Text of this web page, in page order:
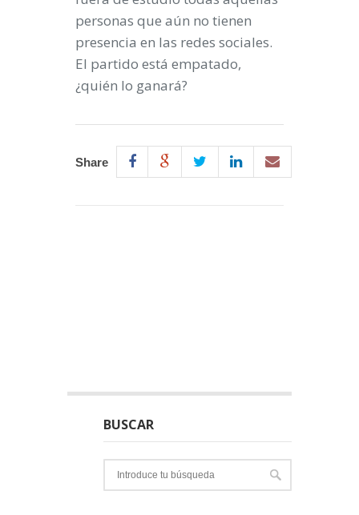
personas que aún no tienen
presencia en las redes sociales.
El partido está empatado,
¿quién lo ganará?
Share
BUSCAR